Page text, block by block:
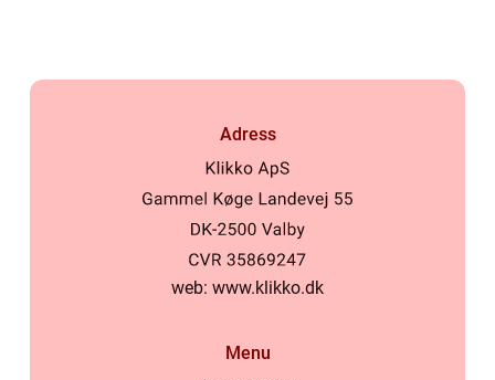
Adress
web: www.klikko.dk
Menu